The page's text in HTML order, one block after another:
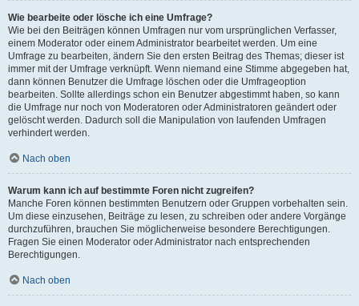
Wie bearbeite oder lösche ich eine Umfrage?
Wie bei den Beiträgen können Umfragen nur vom ursprünglichen Verfasser,
einem Moderator oder einem Administrator bearbeitet werden. Um eine
Umfrage zu bearbeiten, ändern Sie den ersten Beitrag des Themas; dieser ist
immer mit der Umfrage verknüpft. Wenn niemand eine Stimme abgegeben hat,
dann können Benutzer die Umfrage löschen oder die Umfrageoption
bearbeiten. Sollte allerdings schon ein Benutzer abgestimmt haben, so kann
die Umfrage nur noch von Moderatoren oder Administratoren geändert oder
gelöscht werden. Dadurch soll die Manipulation von laufenden Umfragen
verhindert werden.
Nach oben
Warum kann ich auf bestimmte Foren nicht zugreifen?
Manche Foren können bestimmten Benutzern oder Gruppen vorbehalten sein.
Um diese einzusehen, Beiträge zu lesen, zu schreiben oder andere Vorgänge
durchzuführen, brauchen Sie möglicherweise besondere Berechtigungen.
Fragen Sie einen Moderator oder Administrator nach entsprechenden
Berechtigungen.
Nach oben